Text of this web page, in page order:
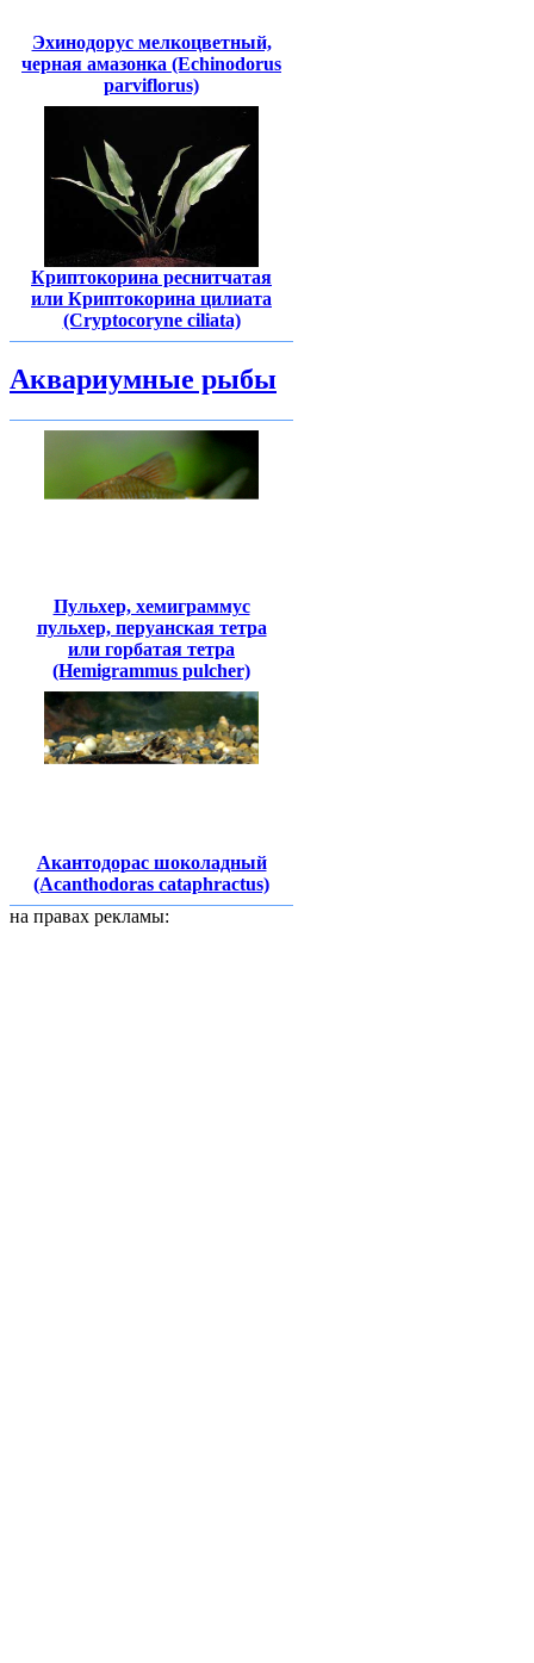
Эхинодорус мелкоцветный,
черная амазонка (Echinodorus
parviflorus)
Криптокорина реснитчатая
или Криптокорина цилиата
(Cryptocoryne ciliata)
Аквариумные рыбы
Пульхер, хемиграммус
пульхер, перуанская тетра
или горбатая тетра
(Hemigrammus pulcher)
Акантодорас шоколадный
(Acanthodoras cataphractus)
на правах рекламы: